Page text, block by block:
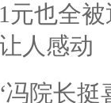
元也全
人感动
冯院长